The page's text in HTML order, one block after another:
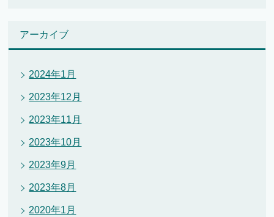
アーカイブ
2024年1月
2023年12月
2023年11月
2023年10月
2023年9月
2023年8月
2020年1月